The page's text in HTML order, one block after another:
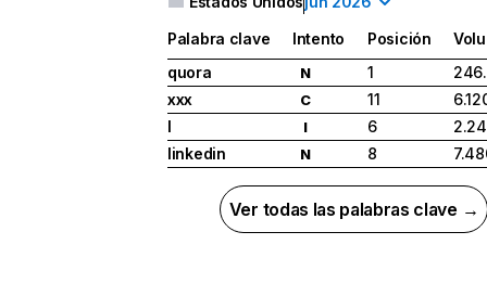
Palabra clave Intento Posición
quora
N 1
xxx
C 11
l
I 6
linkedin
N 8
Ver todas las palabras clave →